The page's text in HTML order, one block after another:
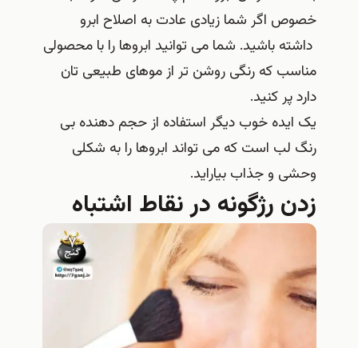
خصوص اگر شما زیادی عادت به اصلاح ابرو
داشته باشید. شما می توانید ابروها را با محصولی
مناسب که رنگی روشن تر از موهای طبیعی تان
دارد پر کنید.
یک ایده خوب دیگر استفاده از حجم دهنده بی
رنگ لب است که می تواند ابروها را به شکلی
وحشی و جذاب بیاراید.
زدن رژگونه در نقاط اشتباه